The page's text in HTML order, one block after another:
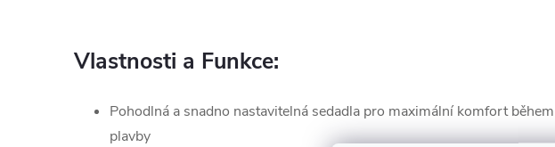
Vlastnosti a Funkce:
Pohodlná a snadno nastavitelná sedadla pro maximální komfort během
plavby